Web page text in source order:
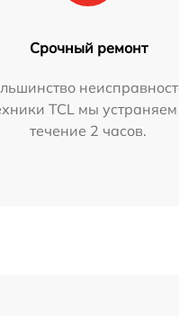
Срочный ремонт
TCL мы устраняем
течение 2 часов.